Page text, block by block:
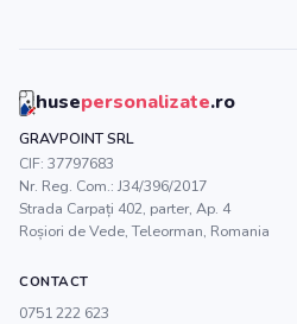
husepersonalizate.ro
GRAVPOINT SRL
CIF: 37797683
Nr. Reg. Com.: J34/396/2017
Strada Carpați 402, parter, Ap. 4
Roșiori de Vede,Teleorman, Romania
CONTACT
0751 222 623